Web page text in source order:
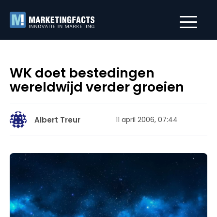
WK doet bestedingen
wereldwijd verder groeien
Albert Treur 11 april 2006, 07:44